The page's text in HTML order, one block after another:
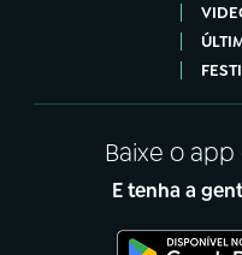
Baixe o
E tenha a